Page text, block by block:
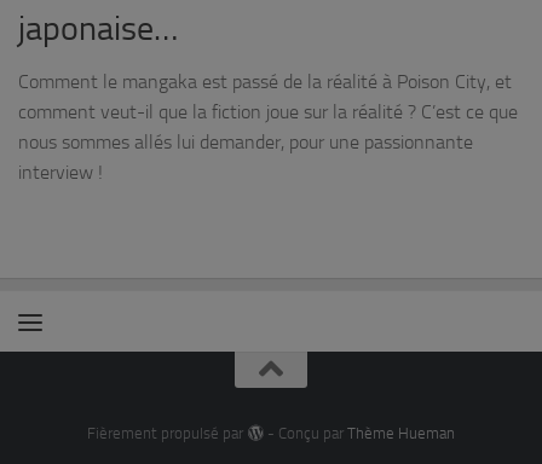
japonaise…
Comment le mangaka est passé de la réalité à Poison City, et
comment veut-il que la fiction joue sur la réalité ? C’est ce que
nous sommes allés lui demander, pour une passionnante
interview !
Fièrement propulsé par - Conçu par Thème Hueman